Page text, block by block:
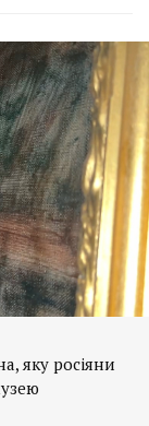
яку росіяни